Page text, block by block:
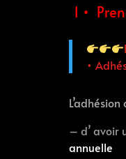
1 •
•
– d’ avoir
annuelle